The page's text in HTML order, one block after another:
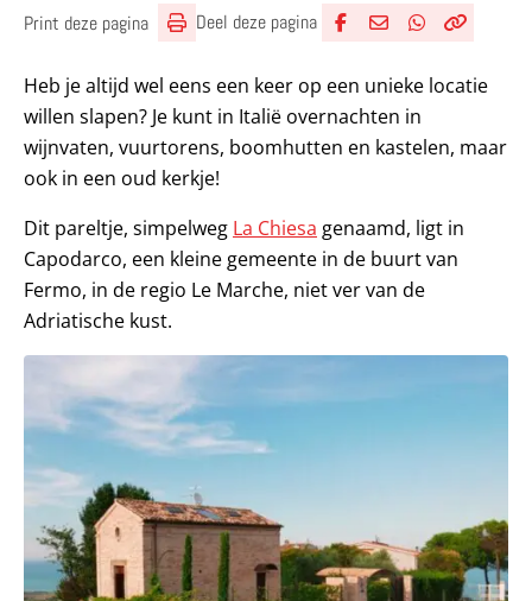
Print deze pagina Deel deze pagina
Heb je altijd wel eens een keer op een unieke locatie
willen slapen? Je kunt in Italië overnachten in
wijnvaten, vuurtorens, boomhutten en kastelen, maar
ook in een oud kerkje!
Dit pareltje, simpelweg La Chiesa genaamd, ligt in
Capodarco, een kleine gemeente in de buurt van
Fermo, in de regio Le Marche, niet ver van de
Adriatische kust.